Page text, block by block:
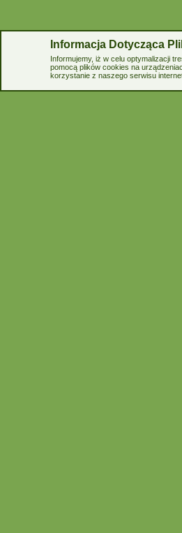
Informacja Dotycząca
Informujemy, iż w celu optymalizacji
pomocą plików cookies na
korzystanie z naszego serwisu